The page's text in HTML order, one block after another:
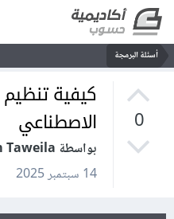
أسئلة البرمجة
0
كيفية تنظيم
الاصطناعي
بواسطة Amr Hatem Taweila
14 سبتمبر 2025